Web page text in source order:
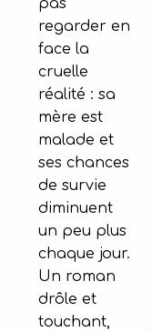
pas
regarder en
face la
cruelle
réalité : sa
mère est
malade et
ses chances
de survie
diminuent
un peu plus
chaque jour.
Un roman
drôle et
touchant,